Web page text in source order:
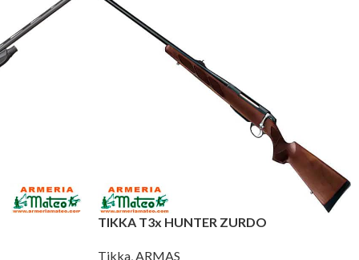
TIKKA T3x HUNTER ZURDO
Tikka ARMAS